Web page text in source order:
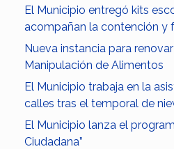
El Municipio entregó kits
acompañan la contención y
Nueva instancia para
Manipulación de Alimentos
El Municipio trabaja en la
calles tras el temporal de
El Municipio lanza el
Ciudadana”